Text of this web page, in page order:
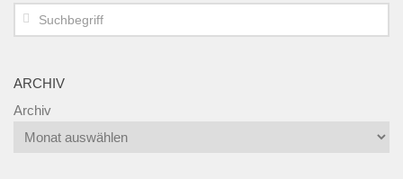
ARCHIV
Archiv